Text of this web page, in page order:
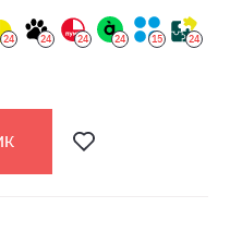
24 24 24 24 15 24